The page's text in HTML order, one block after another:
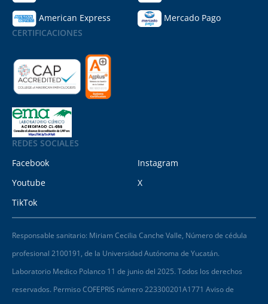
American Express
Mercado Pago
CERTIFICACIONES
REDES SOCIALES
Facebook
Instagram
Youtube
X
TikTok
Responsable sanitario: Miriam Cecilia Canche Valle, Número de cédula
profesional 2100191, de la Universidad Autónoma de Yucatán.
Laboratorio Medico Polanco 11 de junio del 2025. Todos los derechos
reservados. Permiso COFEPRIS número 223300201A1771 Aviso de